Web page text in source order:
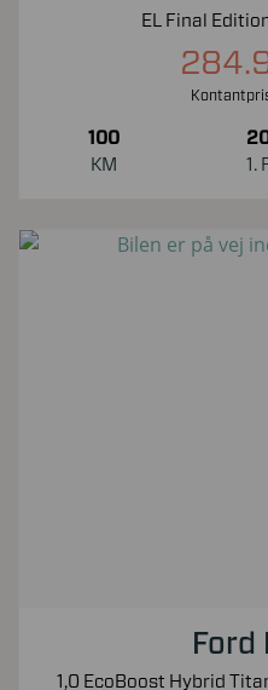
EL Final
100
KM
1.
Ford